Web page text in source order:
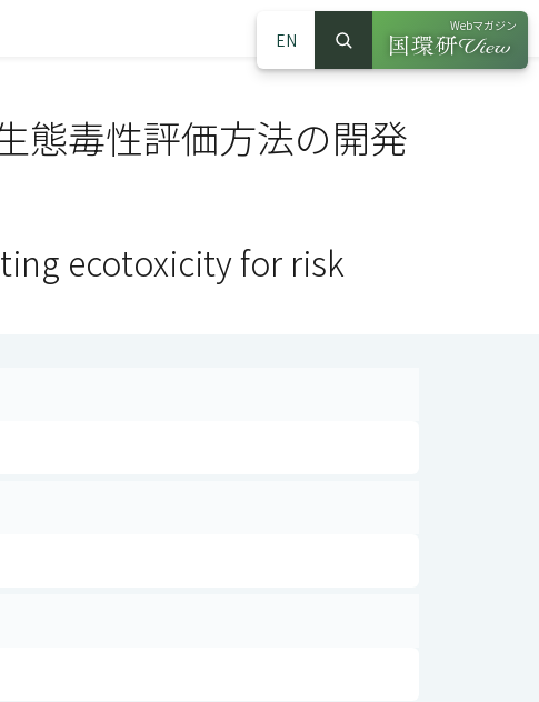
EN
サイト内検索
検索
Webマガジン
（別ウインドウ
態毒性評価方法の開発
ecotoxicity for risk